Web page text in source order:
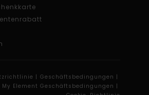
| Geschäftsbedingungen |
My Element Geschäftsbedingungen |